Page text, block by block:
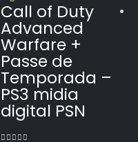
Call of Duty
Advanced
Warfare +
Passe de
Temporada –
PS3 midia
digital PSN